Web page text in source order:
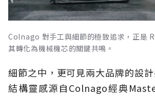
Colnago 對手工與細節的極致追求，正是
其轉化為機械機芯的關鍵共鳴。
細節之中，更可見兩大品牌的設
結構靈感源自Colnago經典